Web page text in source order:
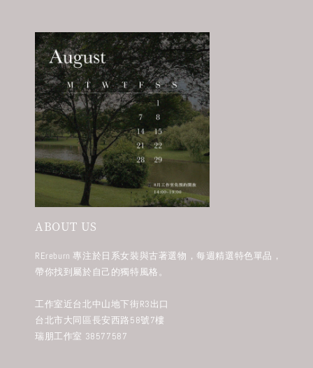
ABOUT US
REreburn 專注於日系女裝與古著選物，每週精選特色單品，
帶你找到屬於自己的獨特風格。
工作室近台北中山地下街R3出口
台北市大同區長安西路58號7樓
瑞朋工作室 38577587